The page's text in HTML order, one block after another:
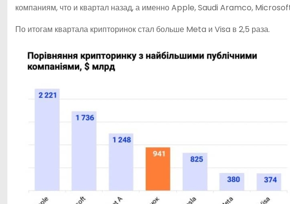
компаниям, что и квартал назад, а именно Apple, Saudi Aramco,
По итогам квартала крипторинок стал больше Meta и Visa в 2,5 раза.